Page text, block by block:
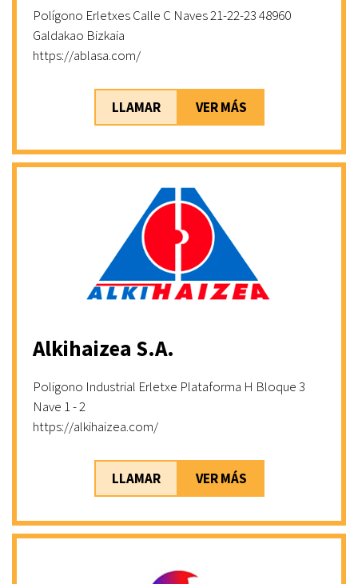
Polígono Erletxes Calle C Naves 21-22-23 48960
Galdakao Bizkaia
https://ablasa.com/
LLAMAR VER MÁS
Alkihaizea S.A.
Poligono Industrial Erletxe Plataforma H Bloque 3
Nave 1 - 2
https://alkihaizea.com/
LLAMAR VER MÁS